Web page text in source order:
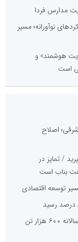
مدارس فردا
نوآورانه؛ مسیر
هوشمند» و
است
اصلاح
/ تمایز در
بناب است
توسعه اقتصادی
ادامه توسعه معدنی اذربایجان شرقی؛ استخراج سالانه ۶۰۰ هزار تن